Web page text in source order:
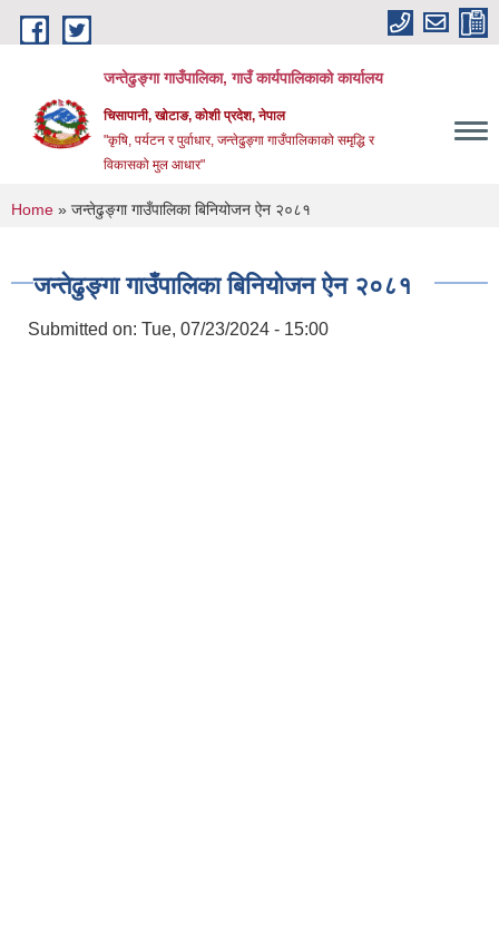
Skip to main content
जन्तेढुङ्गा गाउँपालिका, गाउँ कार्यपालिकाको कार्यालय
चिसापानी, खोटाङ, कोशी प्रदेश, नेपाल
"कृषि, पर्यटन र पुर्वाधार, जन्तेढुङ्गा गाउँपालिकाको समृद्धि र
विकासको मुल आधार"
You are here
Home » जन्तेढुङ्गा गाउँपालिका बिनियोजन ऐन २०८१
जन्तेढुङ्गा गाउँपालिका बिनियोजन ऐन २०८१
Submitted on: Tue, 07/23/2024 - 15:00